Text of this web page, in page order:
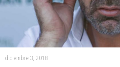
diciembre 3, 2018